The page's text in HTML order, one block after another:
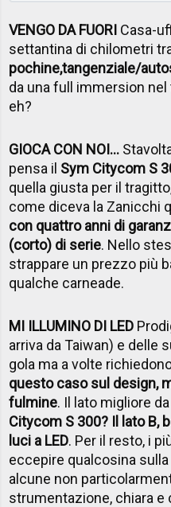
VENGO DA FUORI Casa-
settantina di chilometri
pochine,tangenziale/
da una full immersion
eh?
GIOCA CON NOI…
pensa il Sym Citycom S
quella giusta per il
come diceva la Zanicchi
con quattro anni di
(corto) di serie. Nello
strappare un prezzo più
qualche carneade.
MI ILLUMINO DI LED
arriva da Taiwan) e delle
gola ma a volte
questo caso sul design,
fulmine. Il lato migliore
Citycom S 300? Il lato B,
luci a LED. Per il resto, i
eccepire qualcosina
alcune non
strumentazione, chiara